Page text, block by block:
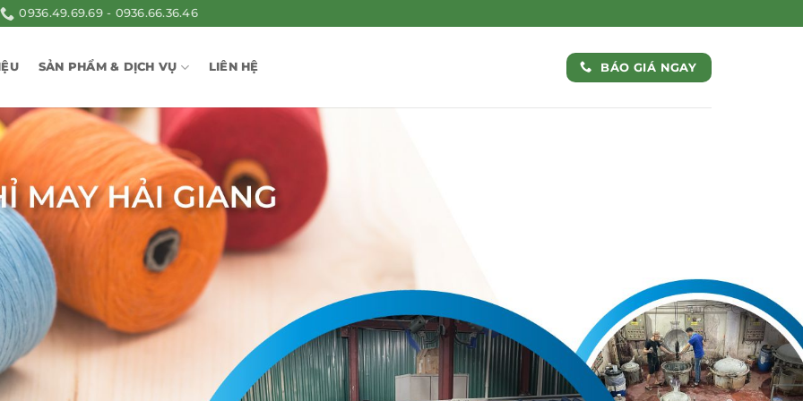
0936.49.69.69 - 0936.66.36.46
SẢN PHẨM & DỊCH VỤ LIÊN HỆ BÁO GIÁ NGAY